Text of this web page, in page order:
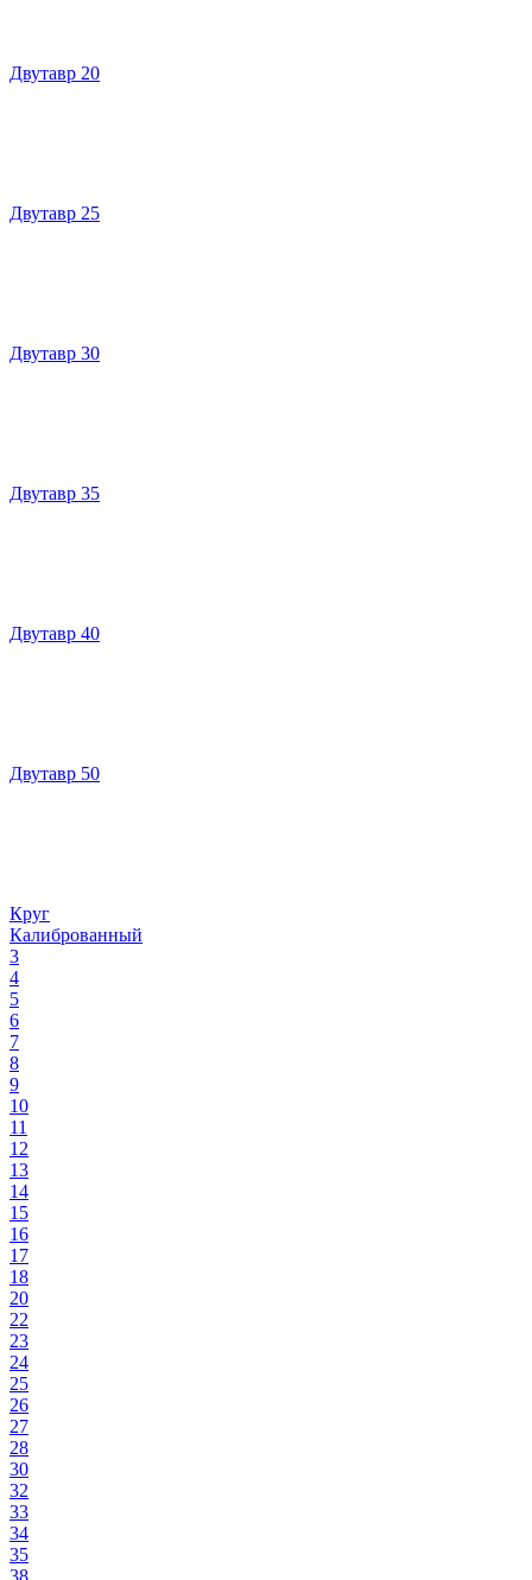
Двутавр 20
Двутавр 25
Двутавр 30
Двутавр 35
Двутавр 40
Двутавр 50
Круг
Калиброванный
3
4
5
6
7
8
9
10
11
12
13
14
15
16
17
18
20
22
23
24
25
26
27
28
30
32
33
34
35
38